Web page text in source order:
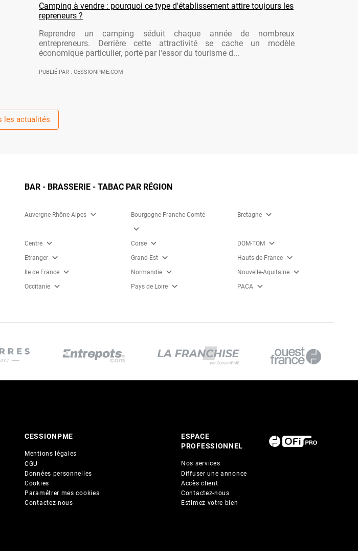
Camping à vendre : pourquoi ce type d'établissement attire toujours les
repreneurs ?
Reprendre un camping séduit chaque année de nombreux
entrepreneurs. Derrière cette attractivité se cache un modèle
économique particulier, porté par l'essor du tourisme d...
PUBLIÉ PAR : CESSIONPME.COM
les actualités
BAR - BRASSERIE - TABAC PAR RÉGION
Auvergne-Rhône-Alpes expand_more Bourgogne-Franche-Comté
expand_more
Bretagne expand_more
Centre expand_more Corse expand_more DOM-TOM expand_more
Etranger expand_more Grand-Est expand_more Hauts-de-France expand_more
Ile de France expand_more Normandie expand_more Nouvelle-Aquitaine expand_more
Occitanie expand_more Pays de Loire expand_more PACA expand_more
CESSIONPME
Mentions légales
CGU
Données personnelles
Cookies
Paramétrer mes cookies
Contactez-nous
ESPACE
PROFESSIONNEL
Nos services
Diffuser une annonce
Accès client
Contactez-nous
Estimez votre bien